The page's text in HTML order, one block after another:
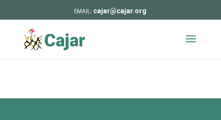
cajar@cajar.org